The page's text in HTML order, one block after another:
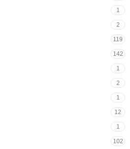
1
2
119
142
1
2
1
12
1
102